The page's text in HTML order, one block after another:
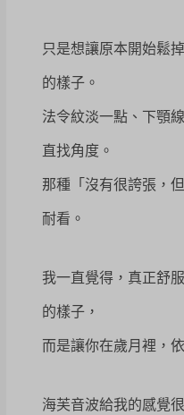
只是想讓原本開始鬆
的樣子。
法令紋淡一點、下顎
直找角度。
那種「沒有很誇張，
耐看。
我一直覺得，真正舒
的樣子，
而是讓你在歲月裡，
海芙音波給我的感覺很